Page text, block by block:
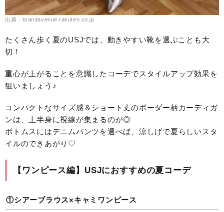
出典：brandavenue.rakuten.co.jp
たくさん歩く夏のUSJでは、動きやすい靴を選ぶことも大
切！
重心が上がることを意識したコーデでスタイルアップ効果を
狙いましょう♪
コンパクトなサイズ感＆ショート丈のボーダー柄カーディガ
ンは、上半身に視線が集まるのが◎
ボトムスにはデニムパンツを選べば、涼しげで夏らしいスタ
イルのできあがり♡
【ワンピース編】USJにおすすめの夏コーデ
①シアーブラウス×キャミワンピース